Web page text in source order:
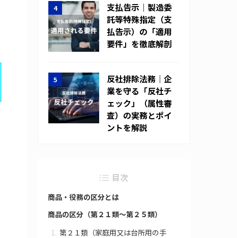
支払告示｜製造委
託等特殊指定（支
払告示）の「適用
要件」を徹底解剖
反社排除法務｜企
業を守る「反社チ
ェック」（属性審
査）の実務とポイ
ントを解説
目次
商品・役務の区分とは
商品の区分（第２１類～第２５類）
第２１類（家庭用又は台所用の手